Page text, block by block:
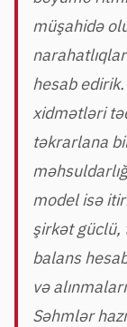
müşahidə
hesab
xidmətləri
təkrarlana
model isə
şirkət güclü,
balans
və
Səhmlər